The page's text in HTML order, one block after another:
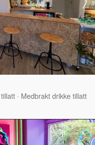
· Medbrakt drikke tillatt